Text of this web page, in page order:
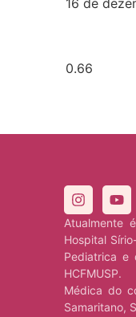
Atualmente
Hospital
Pediatrica e
HCFMUSP.
Médica do
Samaritano,